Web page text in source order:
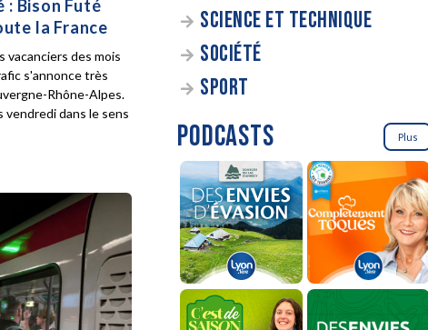
: Bison Futé
la France
des mois
s'annonce très
Rhône-Alpes.
vendredi dans le sens
SCIENCE ET TECHNIQUE
SOCIÉTÉ
SPORT
PODCASTS Plus